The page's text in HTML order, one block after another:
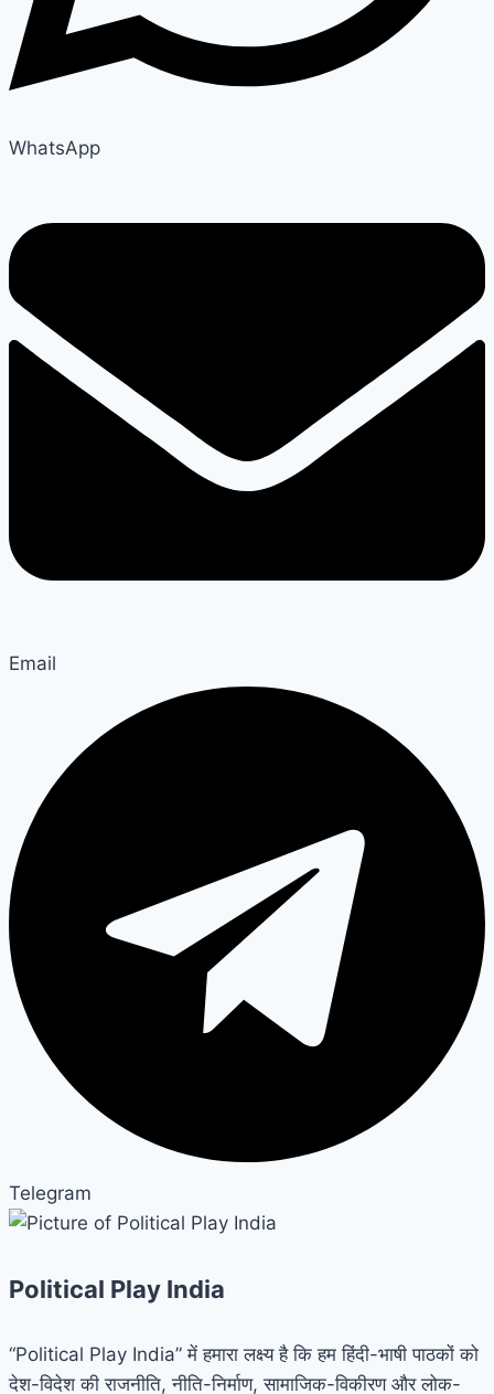
WhatsApp
Email
Telegram
Political Play India
“Political Play India” में हमारा लक्ष्य है कि हम हिंदी-भाषी पाठकों को
देश-विदेश की राजनीति, नीति-निर्माण, सामाजिक-विकीरण और लोक-